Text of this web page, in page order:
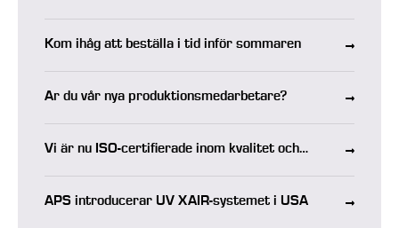
Kom ihåg att beställa i tid inför sommaren
Är du vår nya produktionsmedarbetare?
Vi är nu ISO-certifierade inom kvalitet och
APS introducerar UV XAIR-systemet i USA